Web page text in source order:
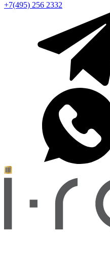
+7(495) 256 2332